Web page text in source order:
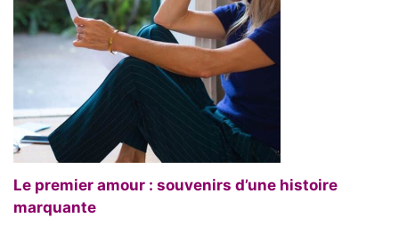
Le premier amour : souvenirs d’une histoire
marquante